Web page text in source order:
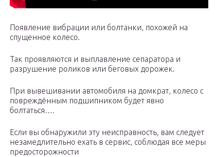
Появление вибрации или болтанки, похожей на
спущенное колесо.
Так проявляются и выплавление сепаратора и
разрушение роликов или беговых дорожек.
При вывешивании автомобиля на домкрат, колесо с
повреждённым подшипником будет явно
болтаться….
Если вы обнаружили эту неисправность, вам следует
незамедлительно ехать в сервис, соблюдая все меры
предосторожности